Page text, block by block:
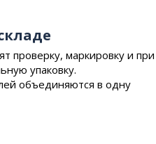
проверку, маркировку и при
упаковку.
объединяются в одну